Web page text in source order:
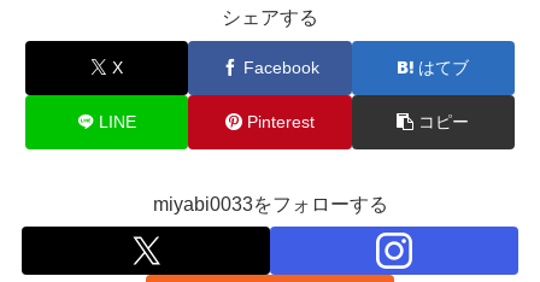
シェアする
X Facebook はてブ
LINE Pinterest コピー
miyabi0033をフォローする